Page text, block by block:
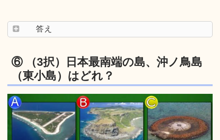
答え
⑥ （3択）日本最南端の島、沖ノ鳥島
（東小島）はどれ？